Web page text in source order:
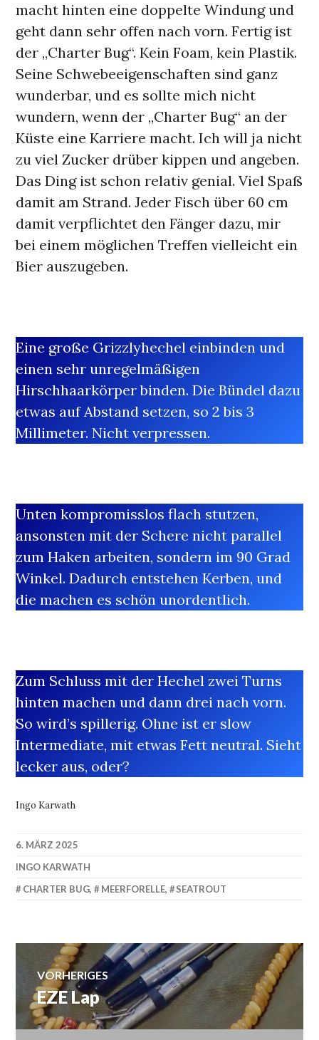
macht hinten eine doppelte Windung und
geht dann sehr offen nach vorn. Fertig ist
der „Charter Bug“. Kein Foam, kein Plastik.
Seine Schwebeeigenschaften sind ganz
wunderbar, und es sollte mich nicht
wundern, wenn der „Charter Bug“ an der
Küste eine Karriere macht. Ich will ja nicht
zu viel Zucker drüber kippen und angeben.
Das Ding ist schon relativ genial. Viel Spaß
damit am Strand. Jeder Fisch über 60 cm
damit verpflichtet den Fänger dazu, mir
bei einem möglichen Treffen vielleicht ein
Bier auszugeben.
Eine große Grizzlyhechel einbinden und
einen sehr unregelmäßigen
Hirschhaarkörper binden. Die Bündel dazu
etwas auf Abstand setzen, so 2 bis 3
Millimeter. Nicht verpressen.
Unten kompromisslos flach stutzen,
ansonsten mit der Schere nicht parallel
zum Haken arbeiten, sondern im 90 Grad
Winkel. Dadurch entstehen Kerben, und
die machen es schön unordentlich.
Zum Schluss mit der Hechel zwei Turns
hinten machen und dann drei nach vorn.
So wird’s spillerig. Ohne ist er slow
Intermediate, mit etwas Fett neutral. Sieht
lecker aus, oder?
Ingo Karwath
6. MÄRZ 2025
INGO KARWATH
CHARTER BUG, MEERFORELLE, SEATROUT
Beitragsnavigation
VORHERIGES
Vorheriger
Beitrag:
EZE Lap